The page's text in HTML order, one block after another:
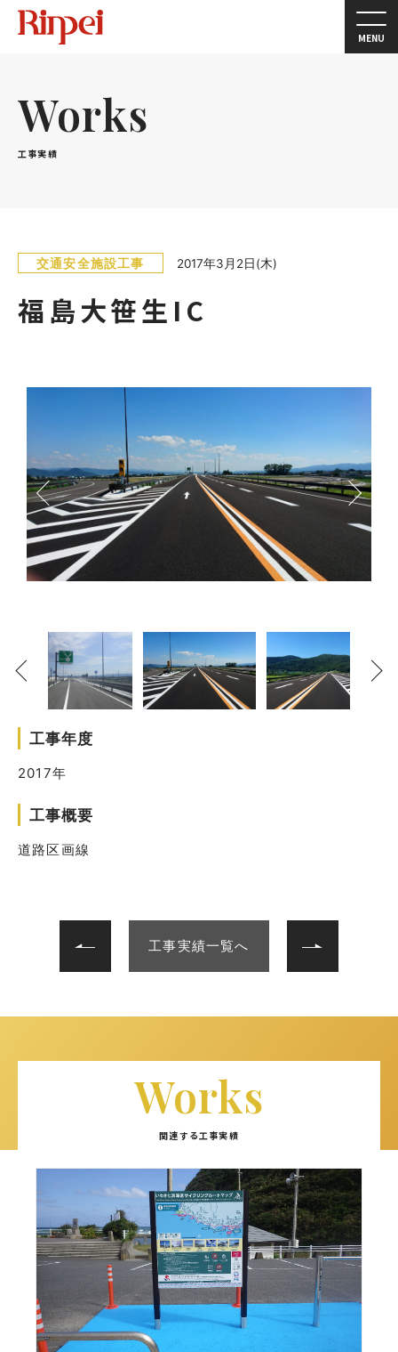
MENU
Works
工事実績
交通安全施設工事 2017年3月2日(木)
福島大笹生IC
工事年度
2017年
工事概要
道路区画線
工事実績一覧へ
Works
関連する工事実績